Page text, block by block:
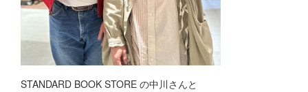
STANDARD BOOK STORE の中川さんと